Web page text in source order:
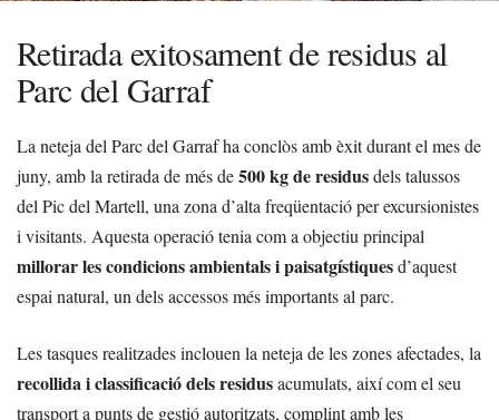
Retirada exitosament de residus al
Parc del Garraf
La neteja del Parc del Garraf ha conclòs amb èxit durant el mes de
juny, amb la retirada de més de500 kg de residusdels talussos
del Pic del Martell, una zona d’alta freqüentació per excursionistes
i visitants. Aquesta operació tenia com a objectiu principal
millorar les condicions ambientals i paisatgístiquesd’aquest
espai natural, un dels accessos més importants al parc.
Les tasques realitzades inclouen la neteja de les zones afectades, la
recollida i classificació dels residusacumulats, així com el seu
transport a punts de gestió autoritzats, complint amb les